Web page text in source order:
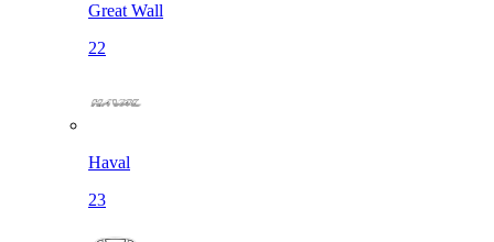
Great Wall
22
Haval
23